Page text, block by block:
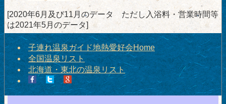
[2020年6月及び11月のデータ ただし入浴料・営業時間等
は2021年5月のデータ]
子連れ温泉ガイド地熱愛好会Home
全国温泉リスト
北海道・東北の温泉リスト